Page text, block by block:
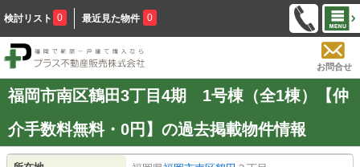
検討リスト 0 最近見た物件 0
お問合せ
福岡市南区鶴田3丁目4期 1号棟（全1棟）【仲
介手数料無料・0円】の過去掲載物件情報